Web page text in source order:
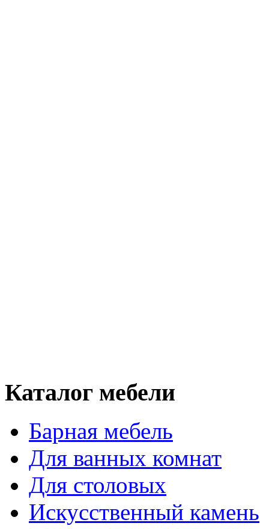
Каталог мебели
Барная мебель
Для ванных комнат
Для столовых
Искусственный камень